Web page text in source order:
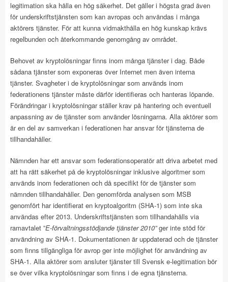
legitimation ska hålla en hög säkerhet. Det gäller i högsta grad även
för underskriftstjänsten som kan avropas och användas i många
aktörers tjänster. För att kunna vidmakthålla en hög kunskap krävs
regelbunden och återkommande genomgång av området.
Behovet av kryptolösningar finns inom många tjänster i dag. Både
sådana tjänster som exponeras över Internet men även interna
tjänster. Svagheter i de kryptolösningar som används inom
federationens tjänster måste därför identifieras och hanteras löpande.
Förändringar i kryptolösningar ställer krav på hantering och eventuell
anpassning av de tjänster som använder lösningarna. Alla aktörer som
är en del av samverkan i federationen har ansvar för tjänsterna de
tillhandahåller.
Nämnden har ett ansvar som federationsoperatör att driva arbetet med
att ha rätt säkerhet på de kryptolösningar inklusive algoritmer som
används inom federationen och då specifikt för de tjänster som
nämnden tillhandahåller. Den genomförda analysen som MSB
genomfört har identifierat en kryptoalgoritm (SHA-1) som inte ska
användas efter 2013. Underskriftstjänsten som tillhandahålls via
ramavtalet ”E-förvaltningsstödjande tjänster 2010”ger inte stöd för
användning av SHA-1. Dokumentationen är uppdaterad och de tjänster
som finns tillgängliga för avrop ger inte möjlighet för användning av
SHA-1. Alla aktörer som ansluter tjänster till Svensk e-legitimation bör
se över vilka kryptolösningar som finns i de egna tjänsterna.